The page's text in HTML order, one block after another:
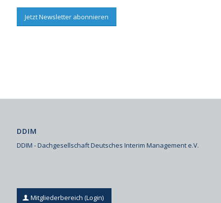
Jetzt Newsletter abonnieren
DDIM
DDIM - Dachgesellschaft Deutsches Interim Management e.V.
Mitgliederbereich (Login)